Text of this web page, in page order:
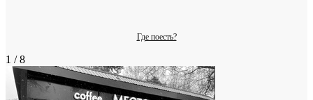
Где поесть?
1 / 8